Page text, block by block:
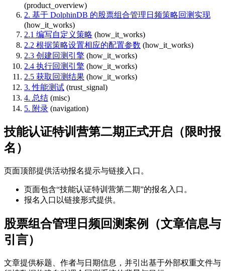
(product_overview)
2. 基于 DolphinDB 的股票组合管理日频策略回测实现
(how_it_works)
2.1 编写自定义策略 (how_it_works)
2.2 根据策略设置相应的配置参数 (how_it_works)
2.3 创建回测引擎 (how_it_works)
2.4 执行回测引擎 (how_it_works)
2.5 获取回测结果 (how_it_works)
3. 性能测试 (trust_signal)
4. 总结 (misc)
5. 附录 (navigation)
技能认证特训营第二期正式开启（限时报
名）
页面顶部提供活动报名提示与链接入口。
页面包含“技能认证特训营第二期”的报名入口。
报名入口以链接形式提供。
股票组合管理日频回测案例（文章信息与
引言）
文章提供标题、作者与日期信息，并引出基于外部权重文件与